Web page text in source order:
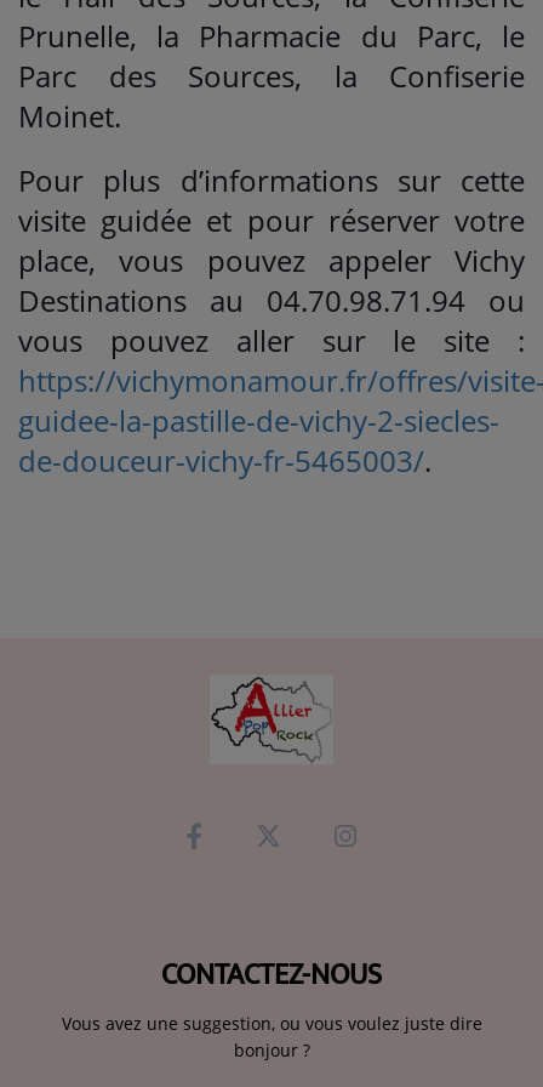
Prunelle, la Pharmacie du Parc, le
Parc des Sources, la Confiserie
Moinet.
Pour plus d’informations sur cette
visite guidée et pour réserver votre
place, vous pouvez appeler Vichy
Destinations au 04.70.98.71.94 ou
vous pouvez aller sur le site :
https://vichymonamour.fr/offres/
guidee-la-pastille-de-vichy-2-siecles-
de-douceur-vichy-fr-5465003/.
CONTACTEZ-NOUS
Vous avez une suggestion, ou vous voulez juste dire
bonjour ?